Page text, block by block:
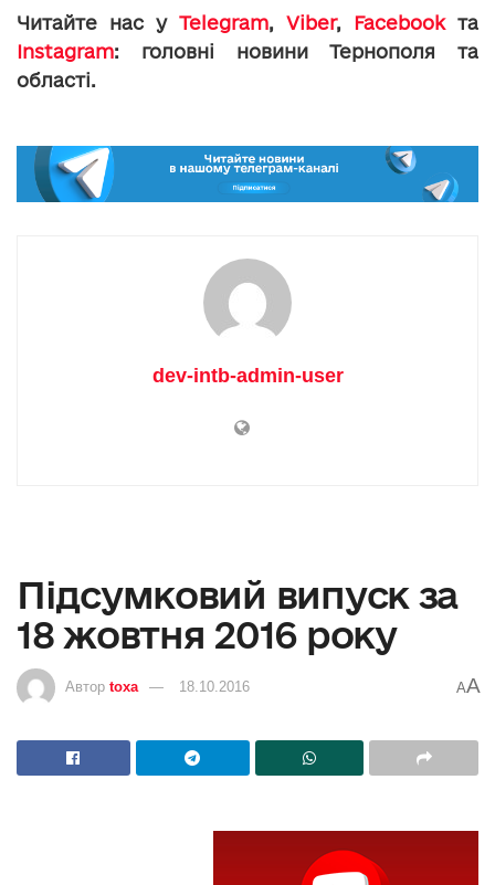
Читайте нас у Telegram, Viber, Facebookта
Instagram: головні новини Тернополя та
області.
dev-intb-admin-user
Підсумковий випуск за
18 жовтня 2016 року
Автор toxa 18.10.2016 AA